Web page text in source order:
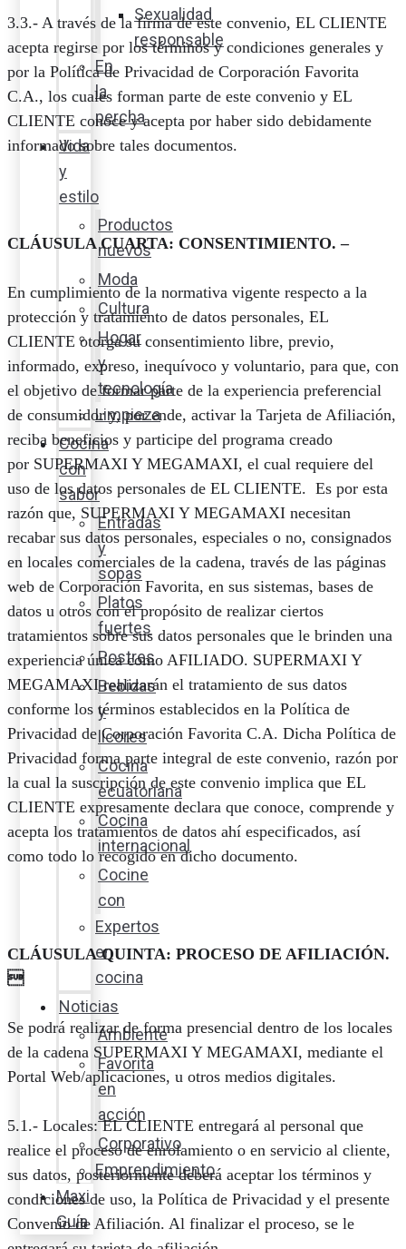
Sexualidad
responsable
En
la
percha
Vida
y
estilo
Productos
nuevos
Moda
Cultura
Hogar
y
tecnología
Limpieza
Cocina
con
sabor
Entradas
y
sopas
Platos
fuertes
Postres
Bebidas
y
licores
Cocina
ecuatoriana
Cocina
internacional
Cocine
con
Expertos
en
cocina
Noticias
Ambiente
Favorita
en
acción
Corporativo
Emprendimiento
Maxi
Guía
3.3.- A través de la firma de este convenio, EL CLIENTE
acepta regirse por los términos y condiciones generales y
por la Política de Privacidad de Corporación Favorita
C.A., los cuales forman parte de este convenio y EL
CLIENTE conoce y acepta por haber sido debidamente
informado sobre tales documentos.
CLÁUSULA CUARTA: CONSENTIMIENTO. –
En cumplimiento de la normativa vigente respecto a la
protección y tratamiento de datos personales, EL
CLIENTE otorga su consentimiento libre, previo,
informado, expreso, inequívoco y voluntario, para que, con
el objetivo de formar parte de la experiencia preferencial
de consumidor y, por ende, activar la Tarjeta de Afiliación,
reciba beneficios y participe del programa creado
por SUPERMAXI Y MEGAMAXI, el cual requiere del
uso de los datos personales de EL CLIENTE. Es por esta
razón que, SUPERMAXI Y MEGAMAXI necesitan
recabar sus datos personales, especiales o no, consignados
en locales comerciales de la cadena, través de las páginas
web de Corporación Favorita, en sus sistemas, bases de
datos u otros con el propósito de realizar ciertos
tratamientos sobre sus datos personales que le brinden una
experiencia única como AFILIADO. SUPERMAXI Y
MEGAMAXI realizarán el tratamiento de sus datos
conforme los términos establecidos en la Política de
Privacidad de Corporación Favorita C.A. Dicha Política de
Privacidad forma parte integral de este convenio, razón por
la cual la suscripción de este convenio implica que EL
CLIENTE expresamente declara que conoce, comprende y
acepta los tratamientos de datos ahí especificados, así
como todo lo recogido en dicho documento.
CLÁUSULA QUINTA: PROCESO DE AFILIACIÓN.

Se podrá realizar de forma presencial dentro de los locales
de la cadena SUPERMAXI Y MEGAMAXI, mediante el
Portal Web/aplicaciones, u otros medios digitales.
5.1.- Locales: EL CLIENTE entregará al personal que
realice el proceso de enrolamiento o en servicio al cliente,
sus datos, posteriormente deberá aceptar los términos y
condiciones de uso, la Política de Privacidad y el presente
Convenio de Afiliación. Al finalizar el proceso, se le